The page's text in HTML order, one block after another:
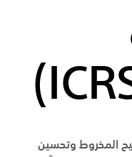
المخروط وتحسين